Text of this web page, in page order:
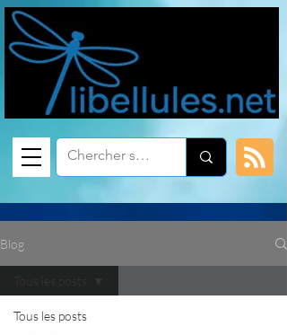
Blog
Tous les posts